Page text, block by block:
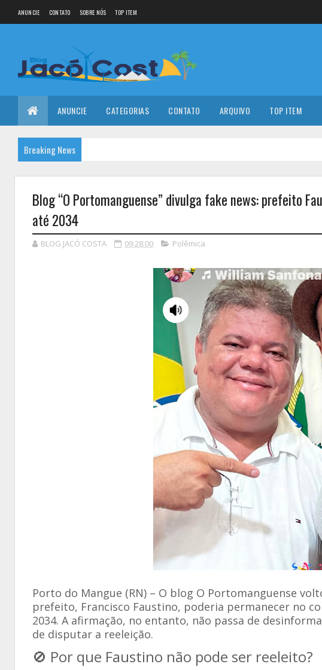
ANUNCIE CONTATO SOBRE NÓS TOP ITEM
ANUNCIE CATEGORIAS CONTATO ARQUIVO TOP ITEM
Breaking News
Blog “O Portomanguense” divulga fake news: prefeito
até 2034
BLOG JACÓ COSTA 09:28:00 Polêmica
Porto do Mangue (RN) – O blog O Portomanguense
prefeito, Francisco Faustino, poderia permanecer no
2034. A afirmação, no entanto, não passa de
de disputar a reeleição.
🚫 Por que Faustino não pode ser reeleito?